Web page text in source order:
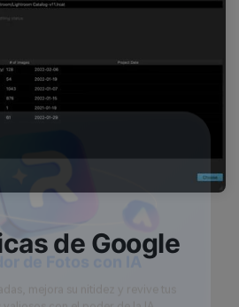
de Google